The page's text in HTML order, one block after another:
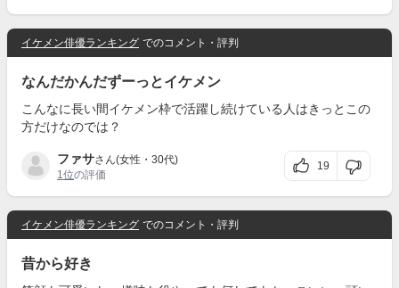
イケメン俳優ランキング でのコメント・評判
なんだかんだずーっとイケメン
こんなに長い間イケメン枠で活躍し続けている人はきっとこの
方だけなのでは？
ファサさん(女性・30代)
1位の評価
19
イケメン俳優ランキング でのコメント・評判
昔から好き